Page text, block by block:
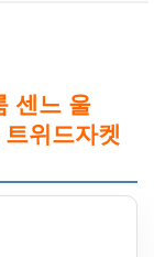
센느 울
위드자켓